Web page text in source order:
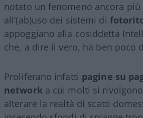
notato un fenomeno ancora più
all’(ab)uso dei sistemi di
appoggiano alla cosiddetta
che, a dire il vero, ha ben poco
Proliferano infatti pagine su
networka cui molti si
alterare la realtà di scatti